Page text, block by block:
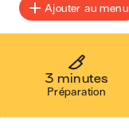
Ajouter au menu
3 minutes
Préparation